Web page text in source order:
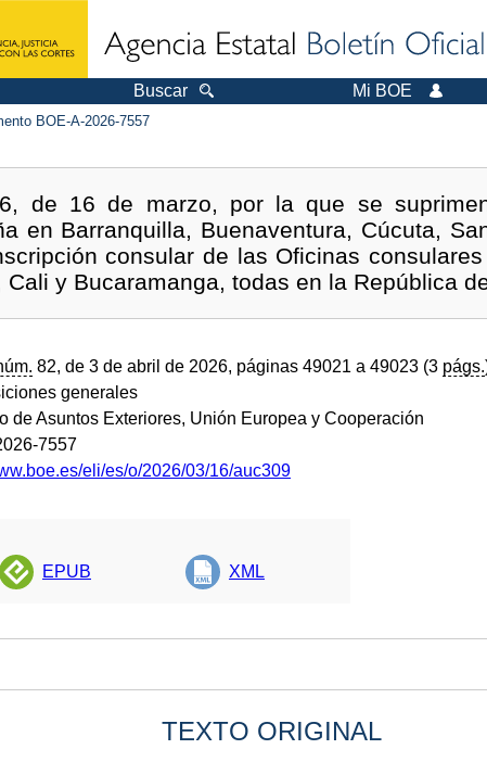
Buscar Mi BOE
BOE-A-2026-7557
de 16 de marzo, por la que se
en Barranquilla, Buenaventura, Cúcuta,
consular de las Oficinas
y Bucaramanga, todas en la República
82, de 3 de abril de 2026, páginas 49021 a 49023 (3 págs.
generales
de Asuntos Exteriores, Unión Europea y Cooperación
7557
eli/es/o/2026/03/16/auc309
EPUB XML
TEXTO ORIGINAL